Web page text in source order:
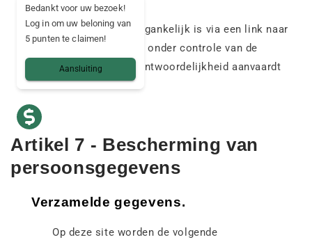
Alle informatie die toegankelijk is via een link naar
andere sites staat niet onder controle van de
Uitgever, die geen verantwoordelijkheid aanvaardt
voor de inhoud ervan.
Artikel 7 - Bescherming van
persoonsgegevens
Verzamelde gegevens.
Op deze site worden de volgende
Bedankt voor uw bezoek!
Log in om uw beloning van
5 punten te claimen!
Aansluiting